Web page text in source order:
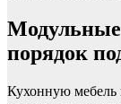
Модульные
порядок
Кухонную мебель